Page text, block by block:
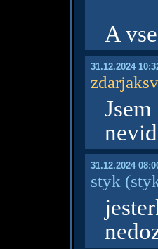
A
31.12.2024
31.12.2024
styk